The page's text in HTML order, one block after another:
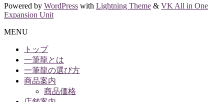
Powered by WordPress with Lightning Theme & VK All in One
Expansion Unit
MENU
トップ
一筆龍とは
一筆龍の選び方
商品案内
商品価格